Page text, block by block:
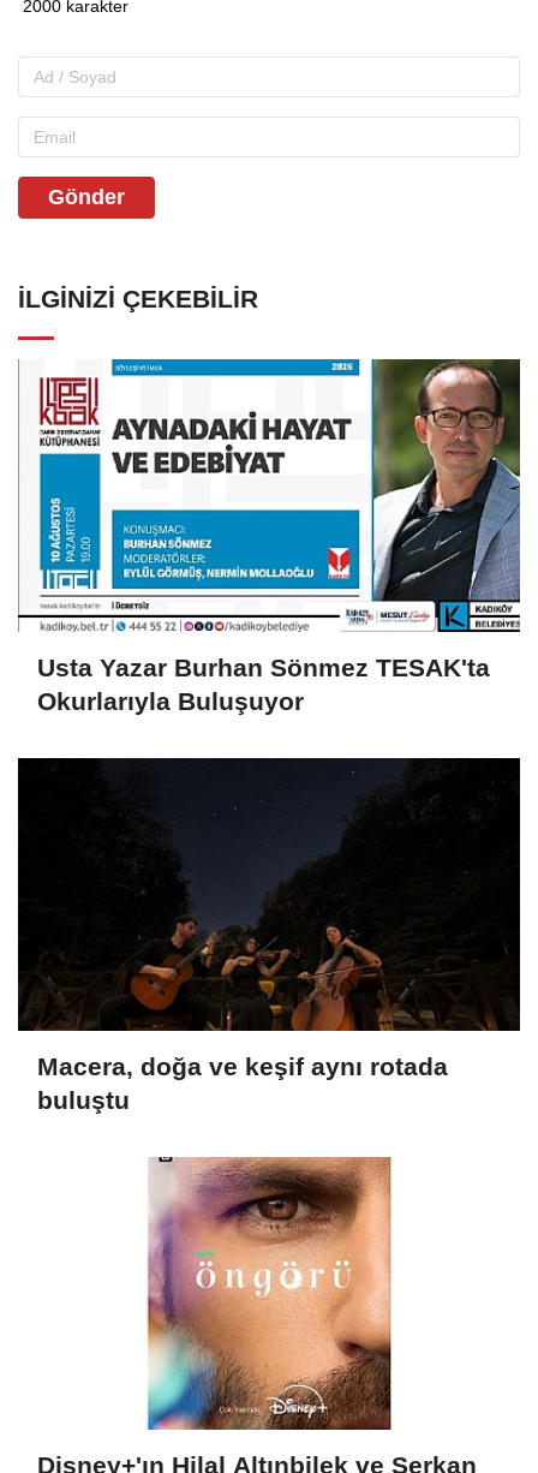
Gönder
İLGINIZI ÇEKEBILIR
Usta Yazar Burhan Sönmez TESAK'ta
Okurlarıyla Buluşuyor
Macera, doğa ve keşif aynı rotada
buluştu
Disney+'ın Hilal Altınbilek ve Serkan